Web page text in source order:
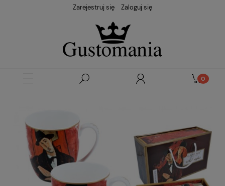
Zarejestruj się Zaloguj się